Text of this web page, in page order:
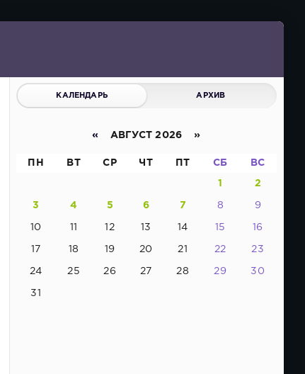
КАЛЕНДАРЬ АРХИВ
« АВГУСТ 2026 »
ПН ВТ СР ЧТ ПТ СБ ВС
1 2
3 4 5 6 7 8 9
10 11 12 13 14 15 16
17 18 19 20 21 22 23
24 25 26 27 28 29 30
31